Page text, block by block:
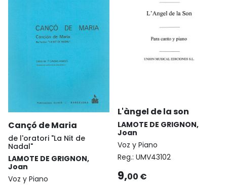
Cançó de Maria
de l'oratori "La Nit de
Nadal"
LAMOTE DE GRIGNON,
Joan
Voz y Piano
L'àngel de la son
LAMOTE DE GRIGNON,
Joan
Voz y Piano
Reg.: UMV43102
9,00 €